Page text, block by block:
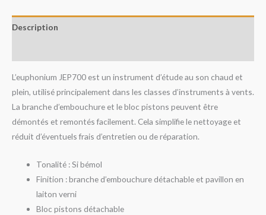
Description
L’euphonium JEP700 est un instrument d’étude au son chaud et
plein, utilisé principalement dans les classes d’instruments à vents.
La branche d’embouchure et le bloc pistons peuvent être
démontés et remontés facilement. Cela simplifie le nettoyage et
réduit d’éventuels frais d’entretien ou de réparation.
Tonalité : Si bémol
Finition : branche d’embouchure détachable et pavillon en
laiton verni
Bloc pistons détachable